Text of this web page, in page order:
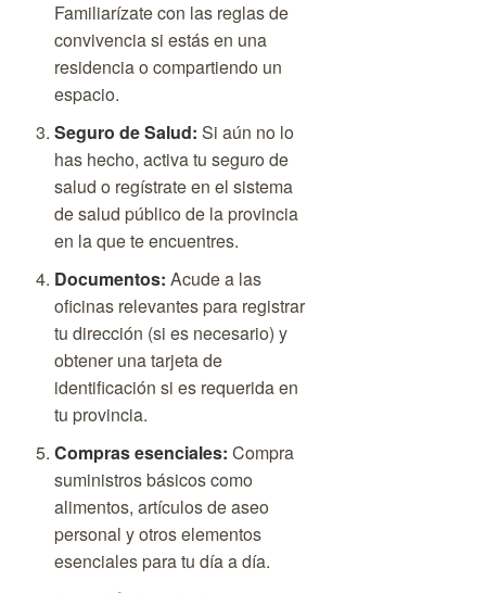
Familiarízate con las reglas de
convivencia si estás en una
residencia o compartiendo un
espacio.
Seguro de Salud: Si aún no lo
has hecho, activa tu seguro de
salud o regístrate en el sistema
de salud público de la provincia
en la que te encuentres.
Documentos: Acude a las
oficinas relevantes para registrar
tu dirección (si es necesario) y
obtener una tarjeta de
identificación si es requerida en
tu provincia.
Compras esenciales: Compra
suministros básicos como
alimentos, artículos de aseo
personal y otros elementos
esenciales para tu día a día.